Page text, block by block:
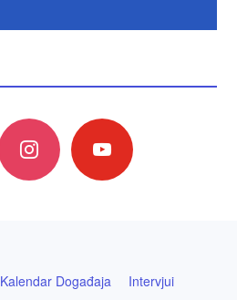
instagram youtube
Kalendar Događaja
Intervjui